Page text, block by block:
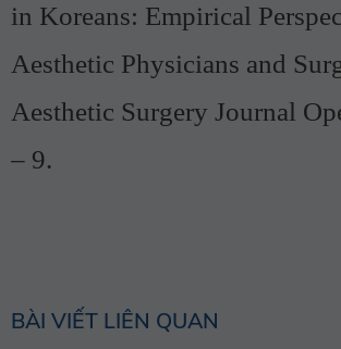
in Koreans: Empirical
Aesthetic Physicians and
Aesthetic Surgery Journal
– 9.
BÀI VIẾT LIÊN QUAN